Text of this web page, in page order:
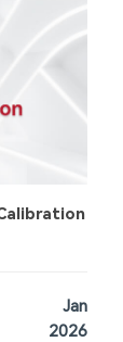
Jan
2026